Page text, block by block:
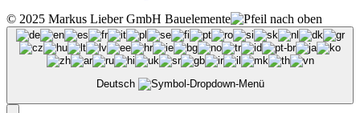
© 2025 Markus Lieber GmbH Bauelemente
Deutsch